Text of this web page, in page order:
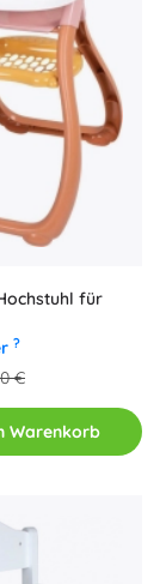
für
?
€
Warenkorb